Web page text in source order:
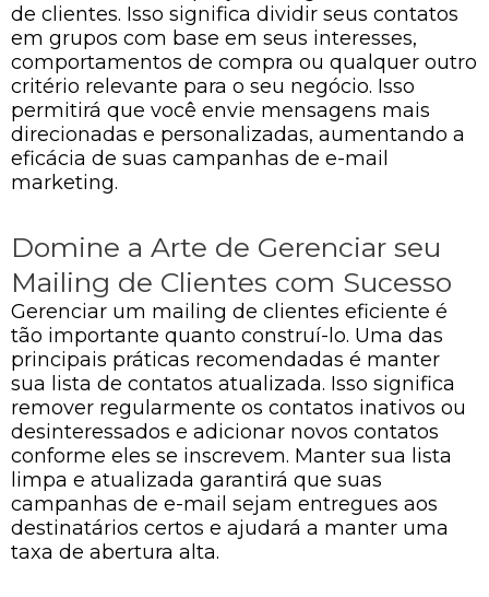
de clientes. Isso significa dividir seus contatos
em grupos com base em seus interesses,
comportamentos de compra ou qualquer outro
critério relevante para o seu negócio. Isso
permitirá que você envie mensagens mais
direcionadas e personalizadas, aumentando a
eficácia de suas campanhas de e-mail
marketing.
Domine a Arte de Gerenciar seu
Mailing de Clientes com Sucesso
Gerenciar um mailing de clientes eficiente é
tão importante quanto construí-lo. Uma das
principais práticas recomendadas é manter
sua lista de contatos atualizada. Isso significa
remover regularmente os contatos inativos ou
desinteressados e adicionar novos contatos
conforme eles se inscrevem. Manter sua lista
limpa e atualizada garantirá que suas
campanhas de e-mail sejam entregues aos
destinatários certos e ajudará a manter uma
taxa de abertura alta.